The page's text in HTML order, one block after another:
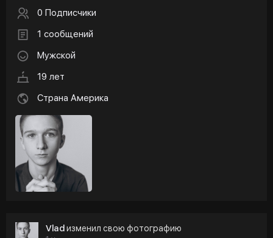
0 Подписчики
1 сообщений
Мужской
19 лет
Страна Америка
Vlad изменил свою фотографию